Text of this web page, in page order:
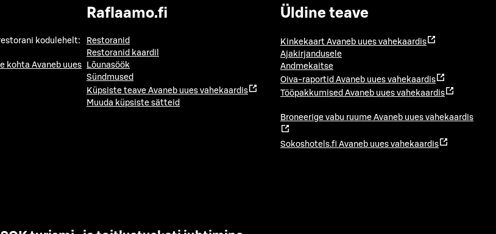
kodulehelt:
kohta Avaneb uues
Raflaamo.fi
Restoranid
Restoranid kaardil
Lõunasöök
Sündmused
Küpsiste teave Avaneb uues vahekaardis
Muuda küpsiste sätteid
Üldine teave
Kinkekaart Avaneb uues vahekaardis
Ajakirjandusele
Andmekaitse
Oiva-raportid Avaneb uues vahekaardis
Tööpakkumised Avaneb uues vahekaardis
Broneerige vabu ruume Avaneb uues vahekaardis
Sokoshotels.fi Avaneb uues vahekaardis